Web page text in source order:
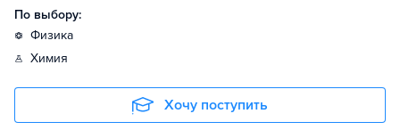
По выбору:
физика
химия
Хочу поступить